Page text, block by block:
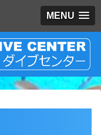
MENU